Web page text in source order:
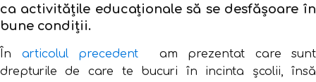
ca activitățile educaționale să se desfășoare în
bune condiții.
În articolul precedent am prezentat care sunt
drepturile de care te bucuri în incinta școlii, însă